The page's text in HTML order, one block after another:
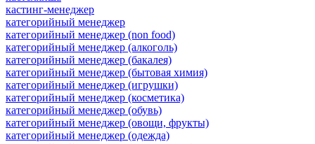
кастинг-менеджер
категорийный менеджер
категорийный менеджер (non food)
категорийный менеджер (алкоголь)
категорийный менеджер (бакалея)
категорийный менеджер (бытовая химия)
категорийный менеджер (игрушки)
категорийный менеджер (косметика)
категорийный менеджер (обувь)
категорийный менеджер (овощи, фрукты)
категорийный менеджер (одежда)